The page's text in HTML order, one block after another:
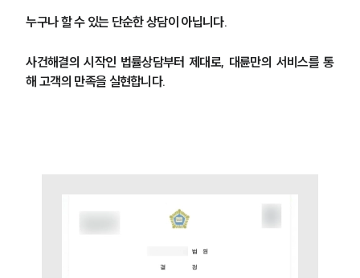
누구나 할 수 있는 단순한 상담이 아닙니다.
사건해결의 시작인 법률상담부터 제대로, 대륜만의 서비스를 통
해 고객의 만족을 실현합니다.